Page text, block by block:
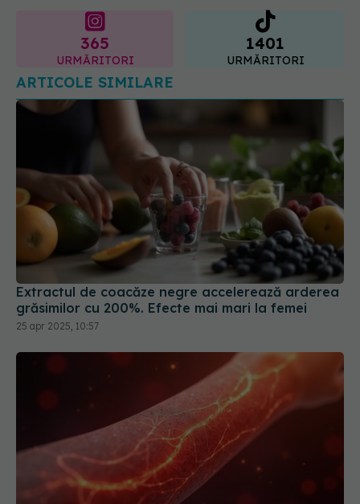
365
URMĂRITORI
1401
URMĂRITORI
ARTICOLE SIMILARE
Extractul de coacăze negre accelerează arderea
grăsimilor cu 200%. Efecte mai mari la femei
25 apr 2025, 10:57